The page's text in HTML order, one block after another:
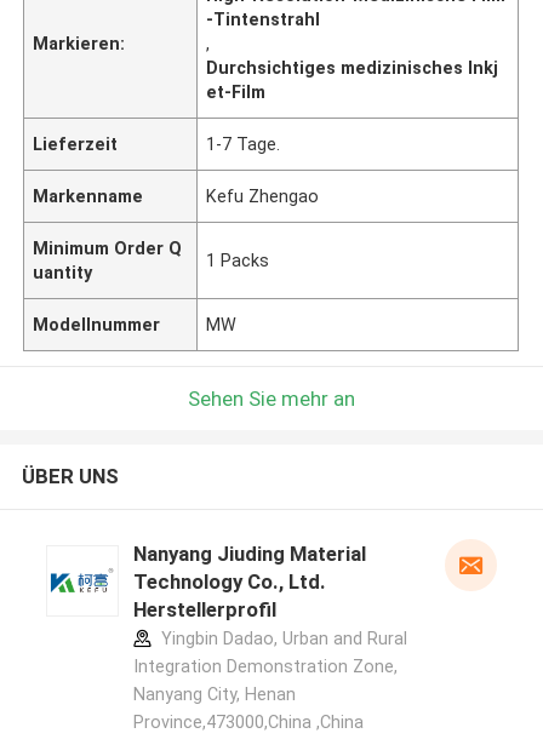
Markieren:
-Tintenstrahl
,
Durchsichtiges medizinisches Inkj
et-Film
Lieferzeit 1-7 Tage.
Markenname Kefu Zhengao
Minimum Order Q
uantity
1 Packs
Modellnummer MW
Sehen Sie mehr an
ÜBER UNS
Nanyang Jiuding Material
Technology Co., Ltd.
Herstellerprofil
Yingbin Dadao, Urban and Rural
Integration Demonstration Zone,
Nanyang City, Henan
Province,473000,China ,China